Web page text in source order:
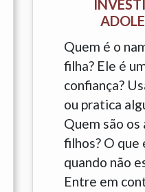
Quem é o
filha? Ele é
confiança?
ou pratica
Quem são os
filhos? O que
quando não
Entre em